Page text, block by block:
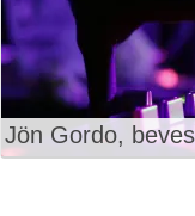
Jön Gordo,